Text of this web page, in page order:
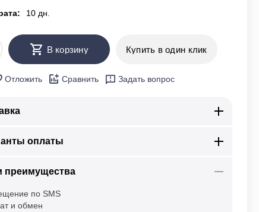
10 дн.
В корзину Купить в один клик
Отложить Сравнить Задать вопрос
оплаты
преимущества
по SMS
и обмен